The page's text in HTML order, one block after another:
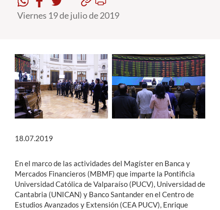
Viernes 19 de julio de 2019
18.07.2019
En el marco de las actividades del Magíster en Banca y
Mercados Financieros (MBMF) que imparte la Pontificia
Universidad Católica de Valparaíso (PUCV), Universidad de
Cantabria (UNICAN) y Banco Santander en el Centro de
Estudios Avanzados y Extensión (CEA PUCV), Enrique